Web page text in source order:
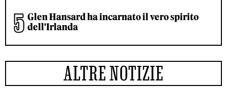
Glen Hansard ha incarnato il vero spirito
dell'Irlanda
ALTRE NOTIZIE